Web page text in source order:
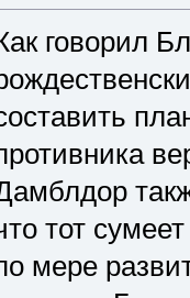
говорил
тот
мере